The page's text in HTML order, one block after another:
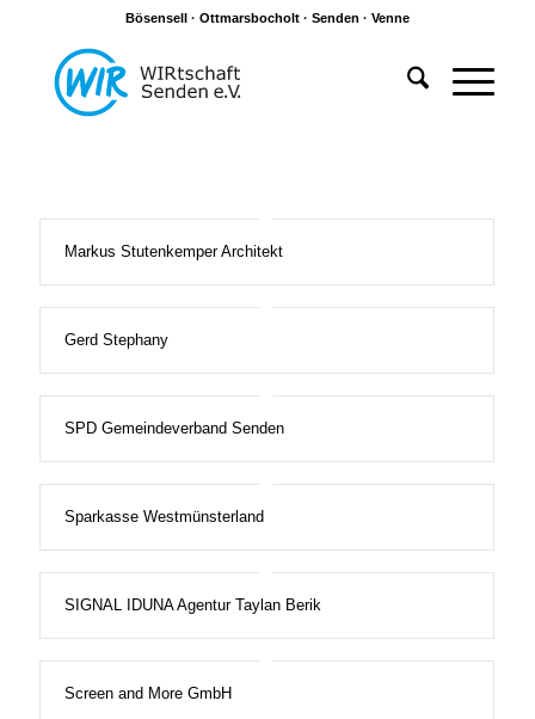
Bösensell · Ottmarsbocholt · Senden · Venne
Markus Stutenkemper Architekt
Gerd Stephany
SPD Gemeindeverband Senden
Sparkasse Westmünsterland
SIGNAL IDUNA Agentur Taylan Berik
Screen and More GmbH